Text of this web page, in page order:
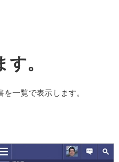
。
一覧で表示します。